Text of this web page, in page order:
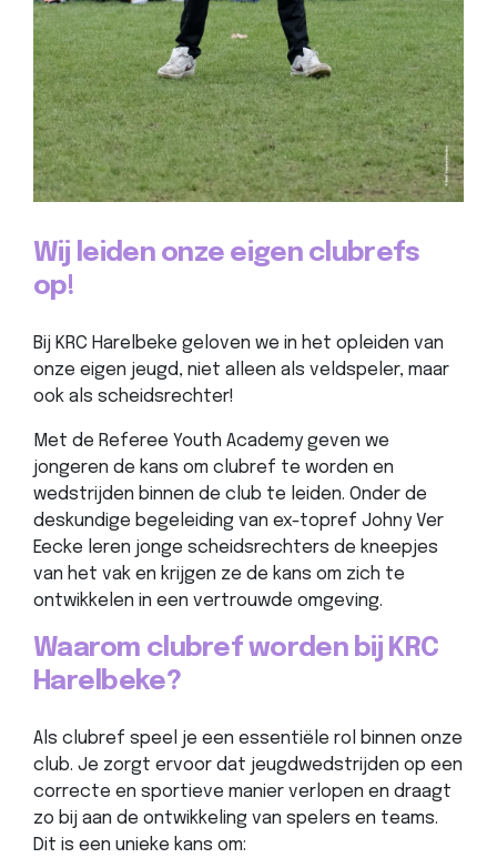
Wij leiden onze eigen clubrefs
op!
Bij KRC Harelbeke geloven we in het opleiden van
onze eigen jeugd, niet alleen als veldspeler, maar
ook als scheidsrechter!
Met de Referee Youth Academy geven we
jongeren de kans om clubref te worden en
wedstrijden binnen de club te leiden. Onder de
deskundige begeleiding van ex-topref Johny Ver
Eecke leren jonge scheidsrechters de kneepjes
van het vak en krijgen ze de kans om zich te
ontwikkelen in een vertrouwde omgeving.
Waarom clubref worden bij KRC
Harelbeke?
Als clubref speel je een essentiële rol binnen onze
club. Je zorgt ervoor dat jeugdwedstrijden op een
correcte en sportieve manier verlopen en draagt
zo bij aan de ontwikkeling van spelers en teams.
Dit is een unieke kans om: